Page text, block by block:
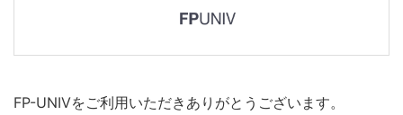
FP-UNIVをご利用いただきありがとうございます。